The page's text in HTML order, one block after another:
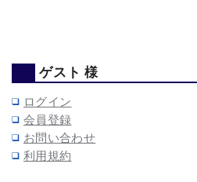
ゲスト 様
ログイン
会員登録
お問い合わせ
利用規約